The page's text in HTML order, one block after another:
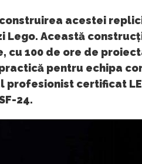
acestei
Lego. Această
cu 100 de ore de
pentru echipa
profesionist certificat
24.